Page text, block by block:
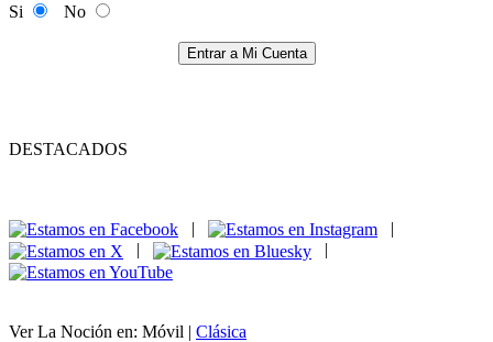
Si
No
Entrar a Mi Cuenta
DESTACADOS
|
|
|
|
Ver La Noción en: Móvil | Clásica